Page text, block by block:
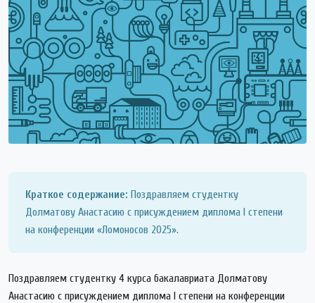
Краткое содержание: Поздравляем студентку
Долматову Анастасию с присуждением диплома I степени
на конференции «Ломоносов 2025».
Поздравляем студентку 4 курса бакалавриата Долматову
Анастасию с присуждением диплома I степени на конференции